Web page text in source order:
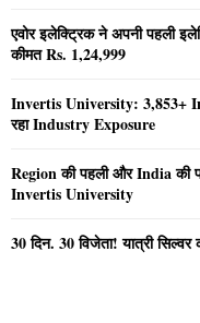
एवोर इलेक्ट्रिक ने अपनी पहली
कीमत Rs. 1,24,999
Invertis University: 3,853+
रहा Industry Exposure
Region की पहली और India की
Invertis University
30 दिन. 30 विजेता! यात्री सिल्वर